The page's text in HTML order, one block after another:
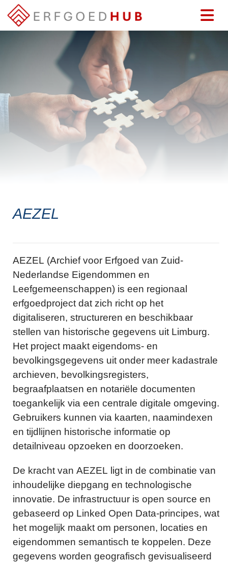
AEZEL
AEZEL (Archief voor Erfgoed van Zuid-
Nederlandse Eigendommen en
Leefgemeenschappen) is een regionaal
erfgoedproject dat zich richt op het
digitaliseren, structureren en beschikbaar
stellen van historische gegevens uit Limburg.
Het project maakt eigendoms- en
bevolkingsgegevens uit onder meer kadastrale
archieven, bevolkingsregisters,
begraafplaatsen en notariële documenten
toegankelijk via een centrale digitale omgeving.
Gebruikers kunnen via kaarten, naamindexen
en tijdlijnen historische informatie op
detailniveau opzoeken en doorzoeken.
De kracht van AEZEL ligt in de combinatie van
inhoudelijke diepgang en technologische
innovatie. De infrastructuur is open source en
gebaseerd op Linked Open Data-principes, wat
het mogelijk maakt om personen, locaties en
eigendommen semantisch te koppelen. Deze
gegevens worden geografisch gevisualiseerd